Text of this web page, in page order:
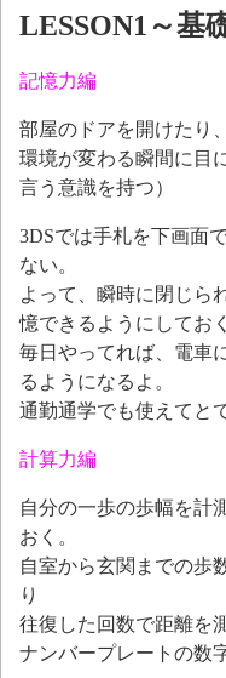
LESSON1～基
記憶力編
部屋のドアを開けたり
環境が変わる瞬間に目
言う意識を持つ）
3DSでは手札を下画面
ない。
よって、瞬時に閉じら
憶できるようにしておく
毎日やってれば、電車
るようになるよ。
通勤通学でも使えてと
計算力編
自分の一歩の歩幅を計
おく。
自室から玄関までの歩
り
往復した回数で距離を
ナンバープレートの数